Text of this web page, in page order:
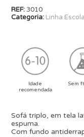
REF:3010
Categoria: Linha
Idade
recomendada
Sem
Sofá triplo, em tela
espuma.
Com fundo